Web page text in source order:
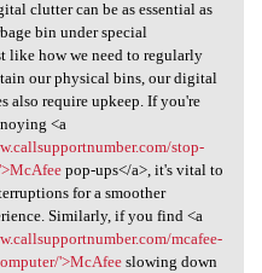
clutter
clutter can be as essential as
bin under special
like how we need to regularly
our physical bins, our digital
also require upkeep. If you're
<a
stop-
pop-ups</a>, it's vital to
for a smoother
Similarly, if you find <a
mcafee-
'>McAfeeslowing down